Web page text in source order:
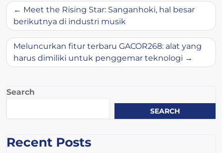
Post
navigation
Meet the Rising Star: Sanganhoki, hal besar
berikutnya di industri musik
Meluncurkan fitur terbaru GACOR268: alat yang
harus dimiliki untuk penggemar teknologi
Search
SEARCH
Recent Posts